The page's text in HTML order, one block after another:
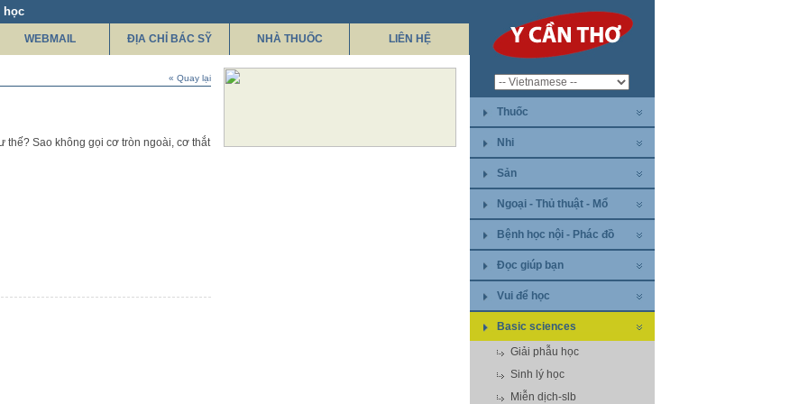
học
WEBMAIL ĐỊA CHỈ BÁC SỸ NHÀ THUỐC LIÊN HỆ
« Quay lại
thế? Sao không gọi cơ tròn ngoài, cơ thắt
Thuốc
Nhi
Sản
Ngoại - Thủ thuật - Mổ
Bệnh học nội - Phác đồ
Đọc giúp bạn
Vui để học
Basic sciences
Giải phẫu học
Sinh lý học
Miễn dịch-slb